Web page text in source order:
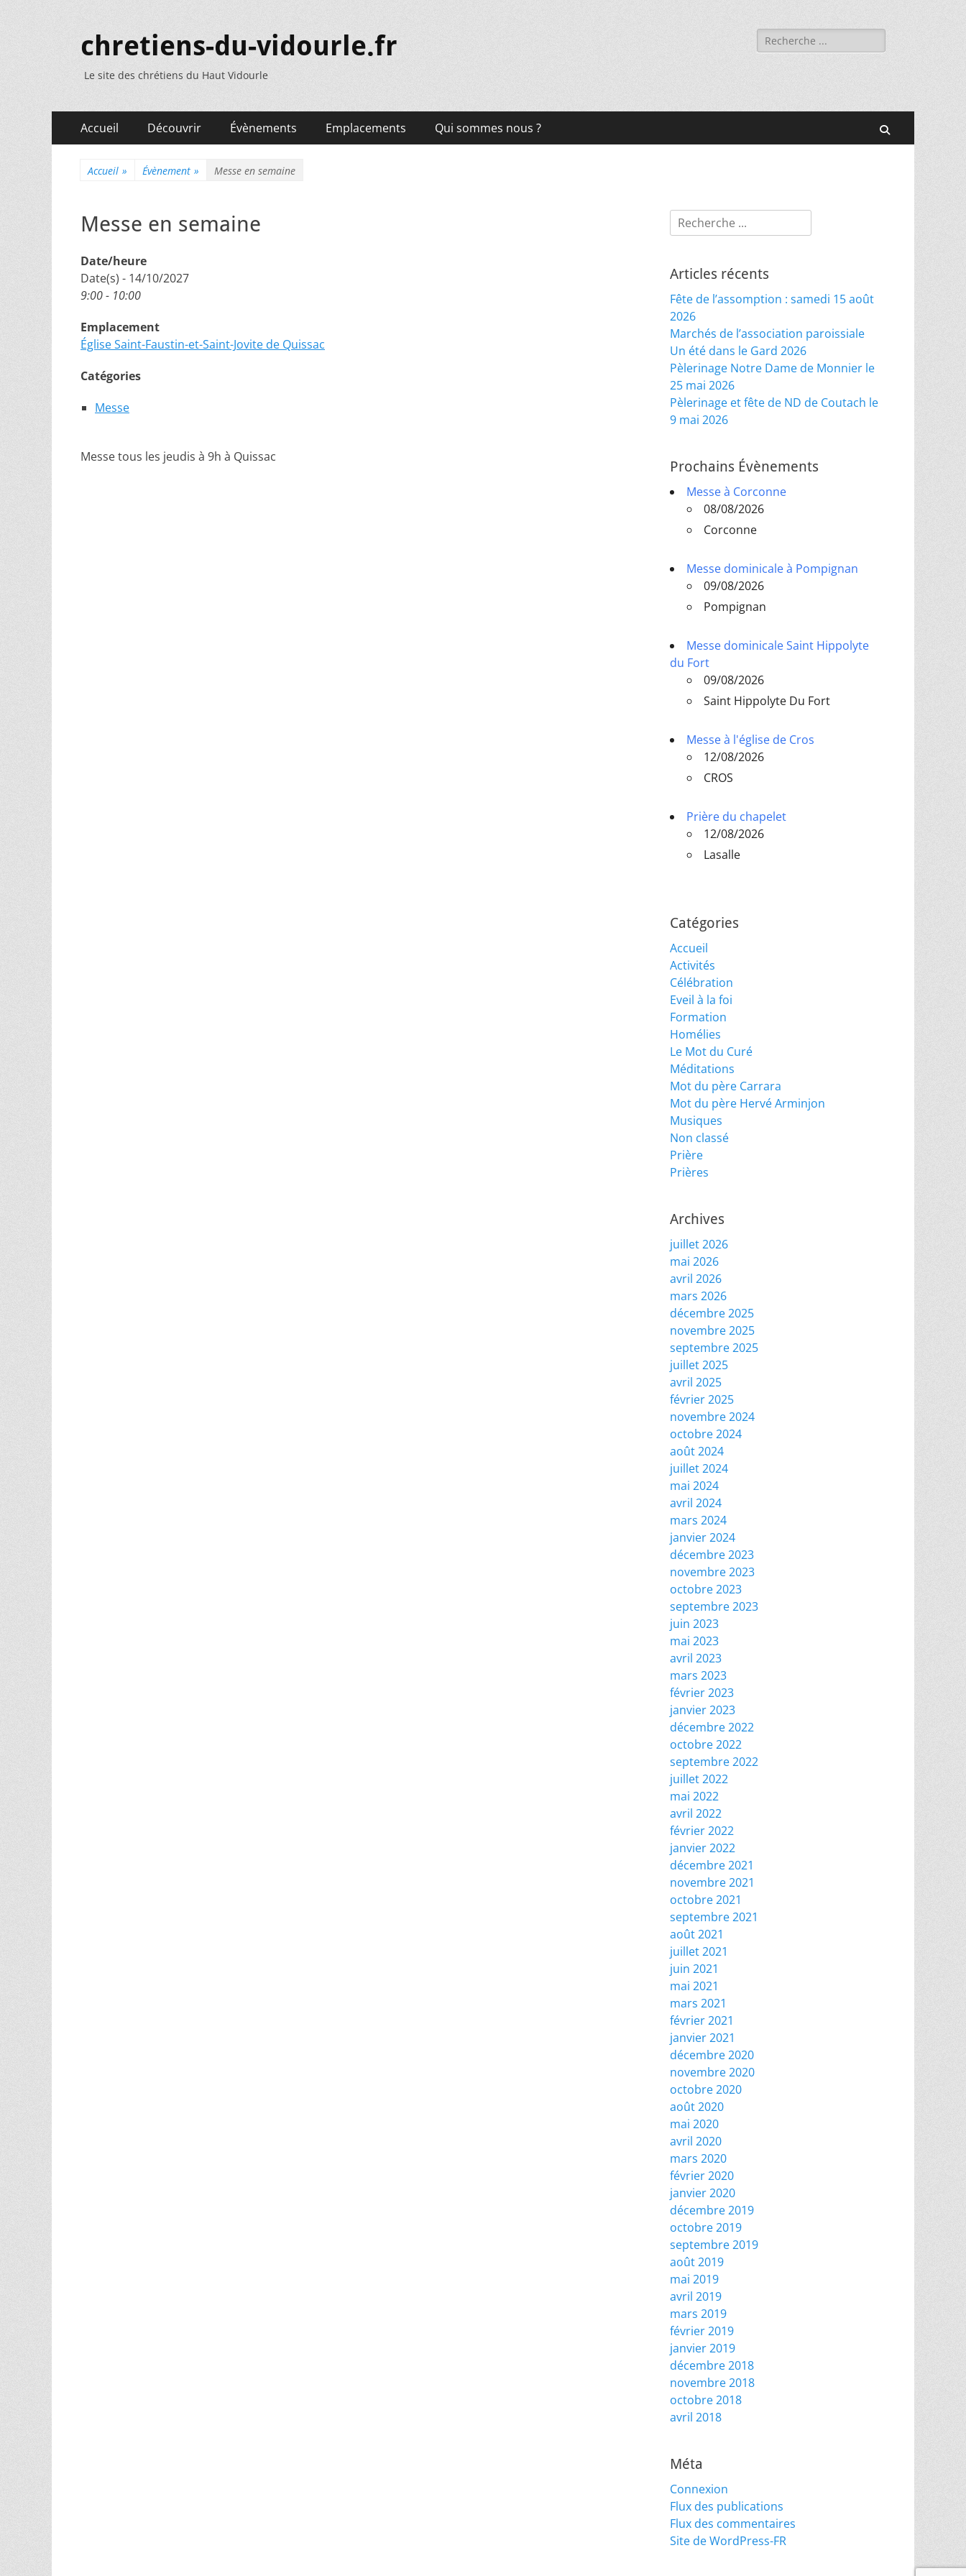
chretiens-du-vidourle.fr
Le site des chrétiens du Haut Vidourle
Rechercher :
Menu
principal
Accueil Découvrir Évènements Emplacements Qui sommes nous ?
Accueil » Évènement » Messe en semaine
Messe en semaine
Date/heure
Date(s) - 14/10/2027
9:00 - 10:00
Emplacement
Église Saint-Faustin-et-Saint-Jovite de Quissac
Catégories
Messe
Messe tous les jeudis à 9h à Quissac
Rechercher :
Articles récents
Fête de l’assomption : samedi 15 août
2026
Marchés de l’association paroissiale
Un été dans le Gard 2026
Pèlerinage Notre Dame de Monnier le
25 mai 2026
Pèlerinage et fête de ND de Coutach le
9 mai 2026
Prochains Évènements
Messe à Corconne
08/08/2026
Corconne
Messe dominicale à Pompignan
09/08/2026
Pompignan
Messe dominicale Saint Hippolyte
du Fort
09/08/2026
Saint Hippolyte Du Fort
Messe à l'église de Cros
12/08/2026
CROS
Prière du chapelet
12/08/2026
Lasalle
Catégories
Accueil
Activités
Célébration
Eveil à la foi
Formation
Homélies
Le Mot du Curé
Méditations
Mot du père Carrara
Mot du père Hervé Arminjon
Musiques
Non classé
Prière
Prières
Archives
juillet 2026
mai 2026
avril 2026
mars 2026
décembre 2025
novembre 2025
septembre 2025
juillet 2025
avril 2025
février 2025
novembre 2024
octobre 2024
août 2024
juillet 2024
mai 2024
avril 2024
mars 2024
janvier 2024
décembre 2023
novembre 2023
octobre 2023
septembre 2023
juin 2023
mai 2023
avril 2023
mars 2023
février 2023
janvier 2023
décembre 2022
octobre 2022
septembre 2022
juillet 2022
mai 2022
avril 2022
février 2022
janvier 2022
décembre 2021
novembre 2021
octobre 2021
septembre 2021
août 2021
juillet 2021
juin 2021
mai 2021
mars 2021
février 2021
janvier 2021
décembre 2020
novembre 2020
octobre 2020
août 2020
mai 2020
avril 2020
mars 2020
février 2020
janvier 2020
décembre 2019
octobre 2019
septembre 2019
août 2019
mai 2019
avril 2019
mars 2019
février 2019
janvier 2019
décembre 2018
novembre 2018
octobre 2018
avril 2018
Méta
Connexion
Flux des publications
Flux des commentaires
Site de WordPress-FR